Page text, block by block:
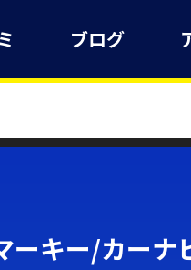
ブログ
ーキー/カーナ